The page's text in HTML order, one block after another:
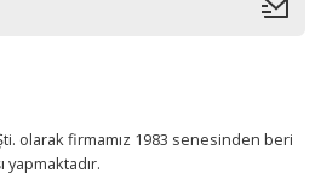
olarak firmamız 1983 senesinden beri
yapmaktadır.